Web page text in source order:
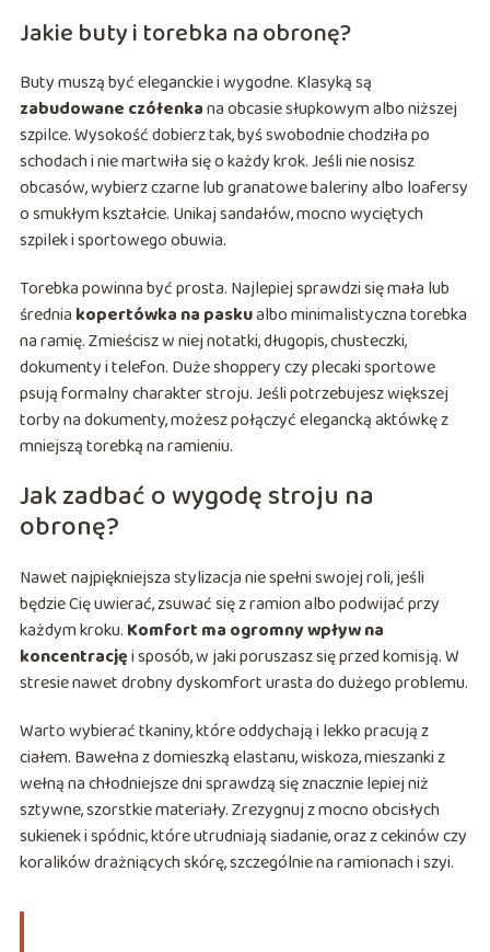
Jakie buty i torebka na obronę?
Buty muszą być eleganckie i wygodne. Klasyką są
zabudowane czółenkana obcasie słupkowym albo niższej
szpilce. Wysokość dobierz tak, byś swobodnie chodziła po
schodach i nie martwiła się o każdy krok. Jeśli nie nosisz
obcasów, wybierz czarne lub granatowe baleriny albo loafersy
o smukłym kształcie. Unikaj sandałów, mocno wyciętych
szpilek i sportowego obuwia.
Torebka powinna być prosta. Najlepiej sprawdzi się mała lub
średnia kopertówka na paskualbo minimalistyczna torebka
na ramię. Zmieścisz w niej notatki, długopis, chusteczki,
dokumenty i telefon. Duże shoppery czy plecaki sportowe
psują formalny charakter stroju. Jeśli potrzebujesz większej
torby na dokumenty, możesz połączyć elegancką aktówkę z
mniejszą torebką na ramieniu.
Jak zadbać o wygodę stroju na
obronę?
Nawet najpiękniejsza stylizacja nie spełni swojej roli, jeśli
będzie Cię uwierać, zsuwać się z ramion albo podwijać przy
każdym kroku. Komfort ma ogromny wpływ na
koncentracjęi sposób, w jaki poruszasz się przed komisją. W
stresie nawet drobny dyskomfort urasta do dużego problemu.
Warto wybierać tkaniny, które oddychają i lekko pracują z
ciałem. Bawełna z domieszką elastanu, wiskoza, mieszanki z
wełną na chłodniejsze dni sprawdzą się znacznie lepiej niż
sztywne, szorstkie materiały. Zrezygnuj z mocno obcisłych
sukienek i spódnic, które utrudniają siadanie, oraz z cekinów czy
koralików drażniących skórę, szczególnie na ramionach i szyi.